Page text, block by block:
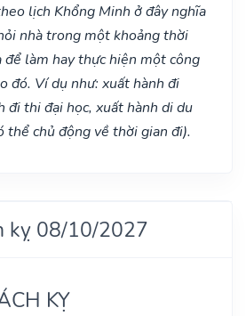
lịch Khổng Minh ở đây nghĩa
nhà trong một khoảng thời
để làm hay thực hiện một công
đó. Ví dụ như: xuất hành đi
đi thi đại học, xuất hành di du
thể chủ động về thời gian đi).
kỵ 08/10/2027
KỴ